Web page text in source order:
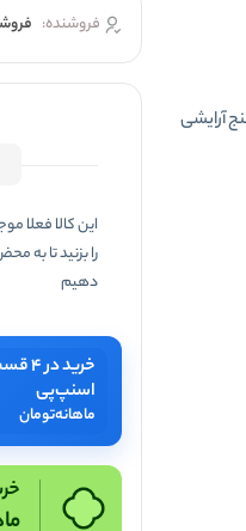
فروشنده:
این کالا فعلا
را بزنید تا به
دهیم
خرید
اسنپ‌پی
ماهانهتومان
خرید